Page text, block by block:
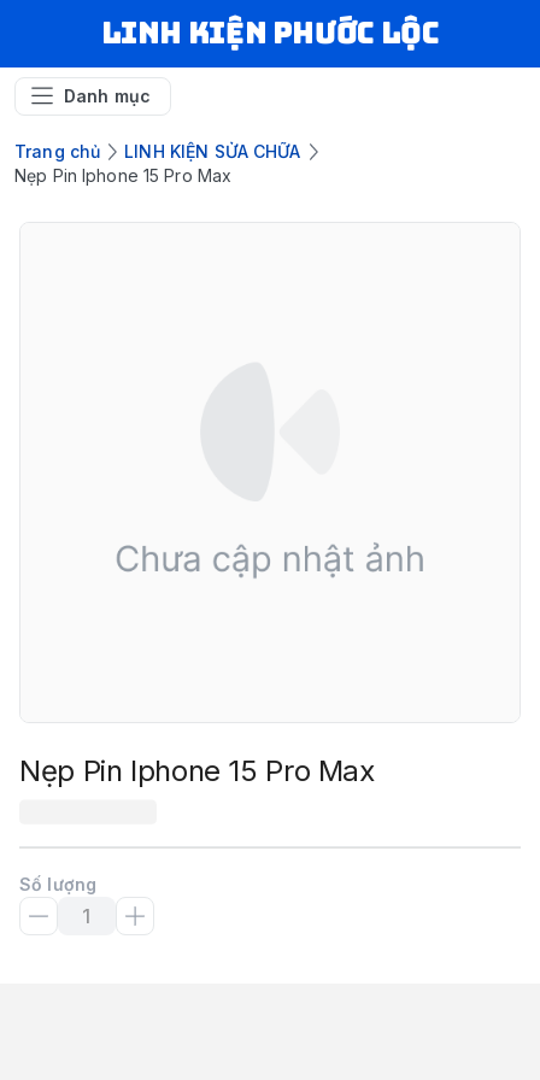
LINH KIỆN PHƯỚC LỘC
Danh mục
Trang chủ
LINH KIỆN SỬA CHỮA
Nẹp Pin Iphone 15 Pro Max
Nẹp Pin Iphone 15 Pro Max
Số lượng